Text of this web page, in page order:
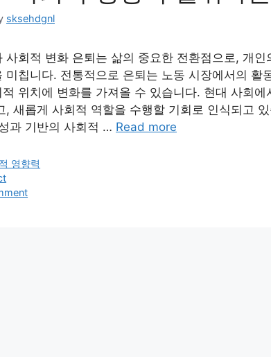
sksehdgnl
사회적 변화 은퇴는 삶의 중요한 전환점으로, 개
미칩니다. 전통적으로 은퇴는 노동 시장에서의 활
위치에 변화를 가져올 수 있습니다. 현대 사회
, 새롭게 사회적 역할을 수행할 기회로 인식되고
과 기반의 사회적 … Read more
영향력